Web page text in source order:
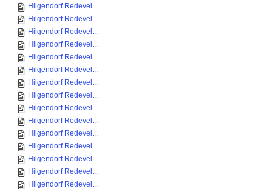
Hilgendorf Redevel...
Hilgendorf Redevel...
Hilgendorf Redevel...
Hilgendorf Redevel...
Hilgendorf Redevel...
Hilgendorf Redevel...
Hilgendorf Redevel...
Hilgendorf Redevel...
Hilgendorf Redevel...
Hilgendorf Redevel...
Hilgendorf Redevel...
Hilgendorf Redevel...
Hilgendorf Redevel...
Hilgendorf Redevel...
Hilgendorf Redevel...